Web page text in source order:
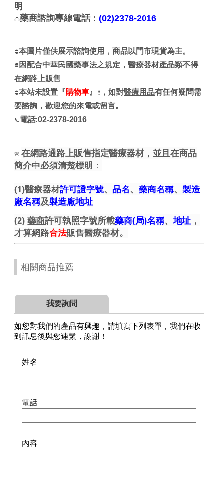
明
🍮藥商諮詢專線電話：(02)2378-2016
⛔本圖片僅供展示諮詢使用，商品以門市現貨為主。
⛔ 因配合中華民國藥事法之規定，醫療器材產品類不得
在網路上販售
⛔本站未設置『購物車 』 ❗ ，如對醫療用品有任何疑問需
要諮詢，歡迎您的來電或留言。
📞電話:02-2378-2016
🌸在網路通路上販售指定醫療器材 ，並且在商品
簡介中必須清楚標明：
(1)醫療器材許可證字號、 品名、藥商名稱、製造
廠名稱及製造廠地址
(2)藥商許可執照字號所載藥商(局)名稱、地址 ，
才算網路合法販售醫療器材。
相關商品推薦
我要詢問
如您對我們的產品有興趣，請填寫下列表單，我們在收
到訊息後與您連繫，謝謝！
姓名
電話
內容